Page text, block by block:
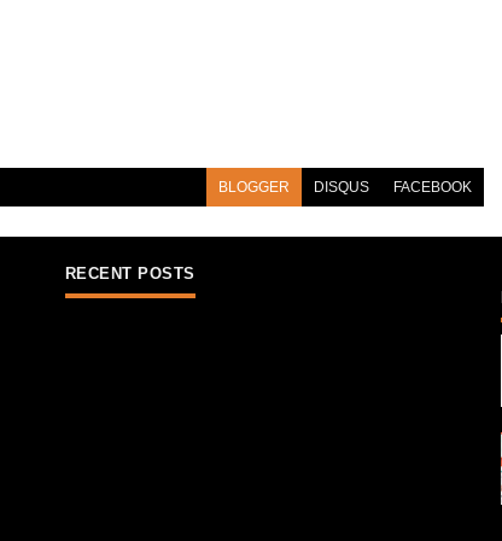
BLOGGER DISQUS FACEBOOK
RECENT POSTS